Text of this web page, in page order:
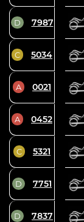
D 7987
C 5034
A 0021
A 0452
C 5321
D 7751
D 7837